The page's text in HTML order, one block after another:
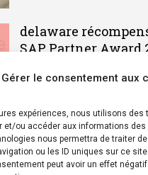
Gérer le consentement aux
expériences, nous utilisons
et/ou accéder aux informations des
nous permettra de traiter
ou les ID uniques sur ce
peut avoir un effet
delaware
SAP Partner Award